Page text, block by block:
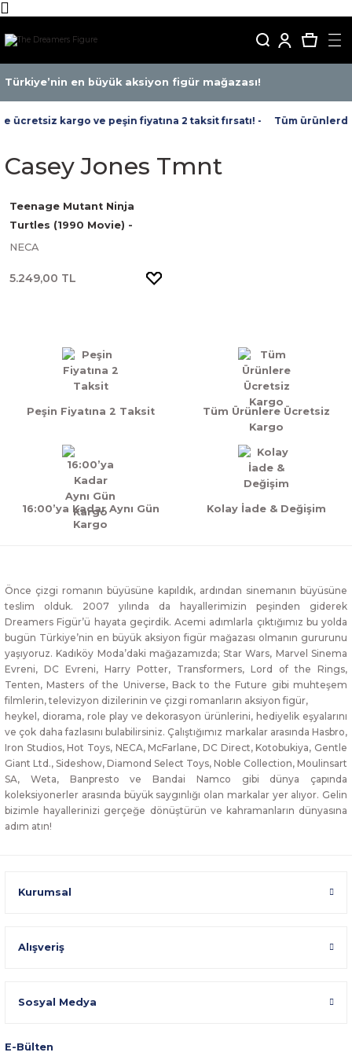
Türkiye’nin en büyük aksiyon figür mağazası!
ücretsiz kargo ve peşin fiyatına 2 taksit fırsatı! - Tüm
Casey Jones Tmnt
Teenage Mutant Ninja
Turtles (1990 Movie) -
Ultimate Casey Jones
NECA
5.249,00 TL
Peşin Fiyatına 2 Taksit
Tüm Ürünlere Ücretsiz
Kargo
16:00’ya Kadar Aynı Gün
Kargo
Kolay İade & Değişim
Önce çizgi romanın büyüsüne kapıldık, ardından sinemanın büyüsüne
teslim olduk. 2007 yılında da hayallerimizin peşinden giderek
Dreamers Figür’ü hayata geçirdik. Acemi adımlarla çıktığımız bu yolda
bugün Türkiye’nin en büyük aksiyon figür mağazası olmanın gururunu
yaşıyoruz. Kadıköy Moda’daki mağazamızda; Star Wars, Marvel Sinema
Evreni, DC Evreni, Harry Potter, Transformers, Lord of the Rings,
Tenten, Masters of the Universe, Back to the Future gibi muhteşem
filmlerin, televizyon dizilerinin ve çizgi romanların aksiyon figür,
heykel, diorama, role play ve dekorasyon ürünlerini, hediyelik eşyalarını
ve çok daha fazlasını bulabilirsiniz. Çalıştığımız markalar arasında Hasbro,
Iron Studios, Hot Toys, NECA, McFarlane, DC Direct, Kotobukiya, Gentle
Giant Ltd., Sideshow, Diamond Select Toys, Noble Collection, Moulinsart
SA, Weta, Banpresto ve Bandai Namco gibi dünya çapında
koleksiyonerler arasında büyük saygınlığı olan markalar yer alıyor. Gelin
bizimle hayallerinizi gerçeğe dönüştürün ve kahramanların dünyasına
adım atın!
Kurumsal
Alışveriş
Sosyal Medya
E-Bülten